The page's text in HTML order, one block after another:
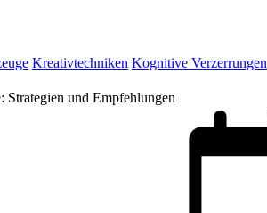
Kreativtechniken Kognitive Verzerrungen
Strategien und Empfehlungen